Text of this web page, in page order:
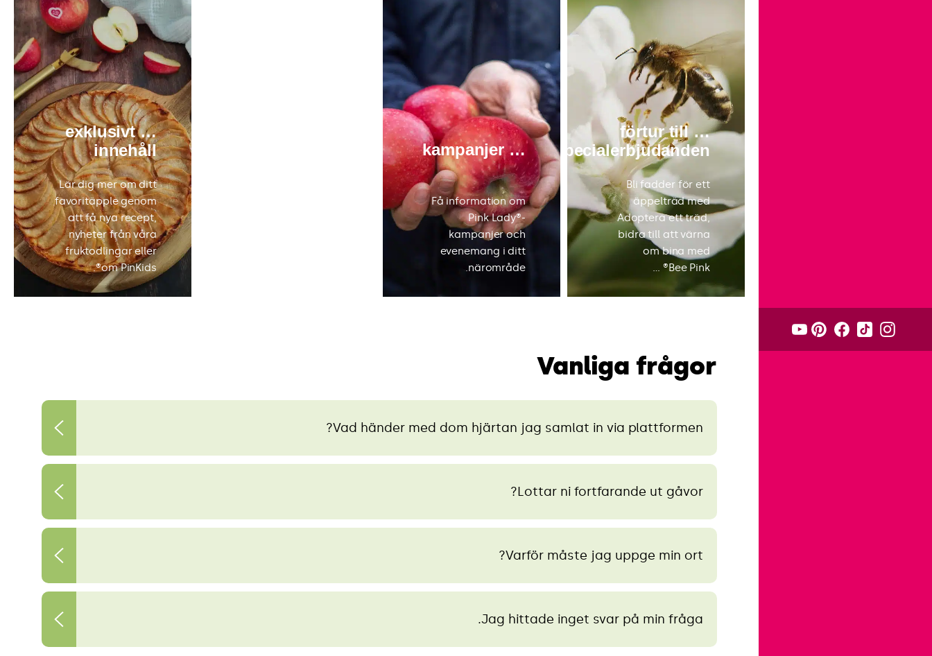
… förtur till
specialerbjudanden
Bli fadder för ett
äppelträd med
Adoptera ett träd,
bidra till att värna
om bina med
Bee Pink® …
… kampanjer
Få information om
Pink Lady®-
kampanjer och
evenemang i ditt
närområde.
… exklusivt
innehåll
Lär dig mer om ditt
favoritäpple genom
att få nya recept,
nyheter från våra
fruktodlingar eller
om PinKids®.
Vanliga frågor
Vad händer med dom hjärtan jag samlat in via plattformen?
Lottar ni fortfarande ut gåvor?
Varför måste jag uppge min ort?
Jag hittade inget svar på min fråga.